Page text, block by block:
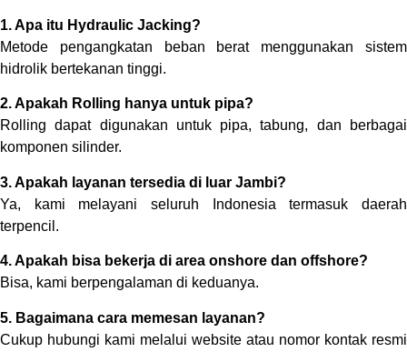
1. Apa itu Hydraulic Jacking?
Metode pengangkatan beban berat menggunakan sistem
hidrolik bertekanan tinggi.
2. Apakah Rolling hanya untuk pipa?
Rolling dapat digunakan untuk pipa, tabung, dan berbagai
komponen silinder.
3. Apakah layanan tersedia di luar Jambi?
Ya, kami melayani seluruh Indonesia termasuk daerah
terpencil.
4. Apakah bisa bekerja di area onshore dan offshore?
Bisa, kami berpengalaman di keduanya.
5. Bagaimana cara memesan layanan?
Cukup hubungi kami melalui website atau nomor kontak resmi